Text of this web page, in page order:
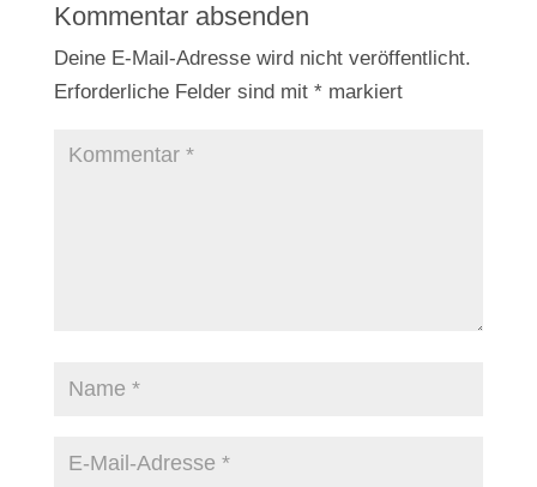
Kommentar absenden
Deine E-Mail-Adresse wird nicht veröffentlicht.
Erforderliche Felder sind mit *markiert